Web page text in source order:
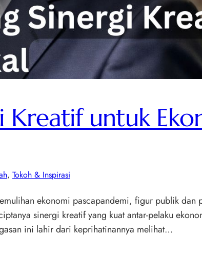
Kreatif untuk
, Tokoh & Inspirasi
ekonomi pascapandemi, figur publik dan
sinergi kreatif yang kuat antar-pelaku
ini lahir dari keprihatinannya melihat…